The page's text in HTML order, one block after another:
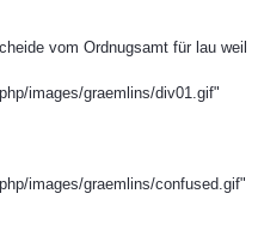
vom Ordnugsamt für lau weil
images/graemlins/div01.gif"
images/graemlins/confused.gif"